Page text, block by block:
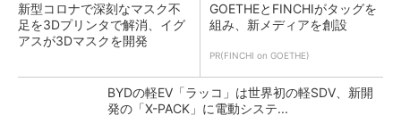
新型コロナで深刻なマスク不
足を3Dプリンタで解消、イグ
アスが3Dマスクを開発
GOETHEとFINCHIがタッグを
組み、新メディアを創設
PR(FINCHI on GOETHE)
BYDの軽EV「ラッコ」は世界初の軽SDV、新開
発の「X-PACK」に電動システ...